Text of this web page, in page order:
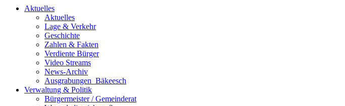
Aktuelles
Aktuelles
Lage & Verkehr
Geschichte
Zahlen & Fakten
Verdiente Bürger
Video Streams
News-Archiv
Ausgrabungen_Bäkeesch
Verwaltung & Politik
Bürgermeister / Gemeinderat